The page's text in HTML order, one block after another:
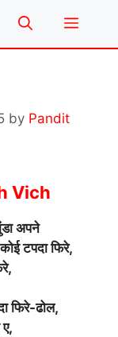
Menu
by Pandit
Vich
अपने
टपदा फिरे,
फिरे-ढोल,